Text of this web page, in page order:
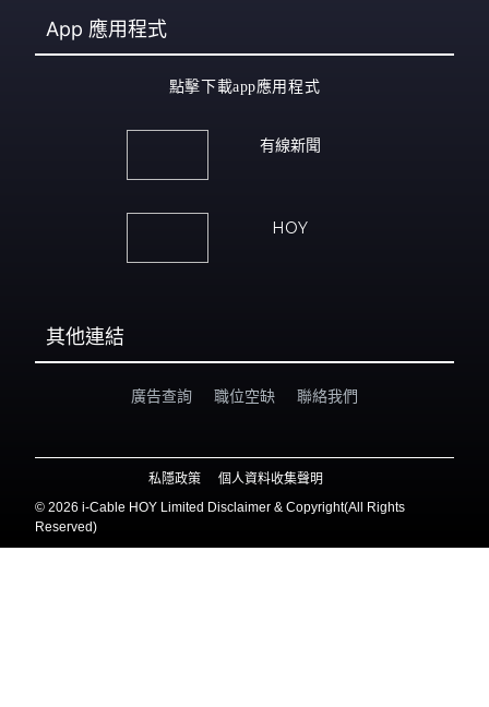
App 應用程式
點擊下載app應用程式
有線新聞
HOY
其他連結
廣告查詢 職位空缺 聯絡我們
私隱政策
個人資料收集聲明
© 2026 i-Cable HOY Limited Disclaimer & Copyright(All Rights
Reserved)